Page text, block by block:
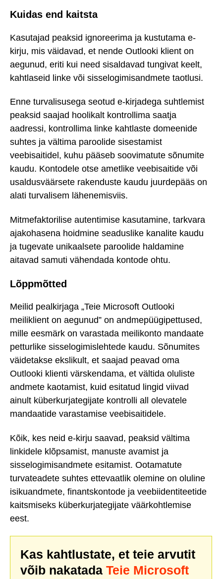
Kuidas end kaitsta
Kasutajad peaksid ignoreerima ja kustutama e-
kirju, mis väidavad, et nende Outlooki klient on
aegunud, eriti kui need sisaldavad tungivat keelt,
kahtlaseid linke või sisselogimisandmete taotlusi.
Enne turvalisusega seotud e-kirjadega suhtlemist
peaksid saajad hoolikalt kontrollima saatja
aadressi, kontrollima linke kahtlaste domeenide
suhtes ja vältima paroolide sisestamist
veebisaitidel, kuhu pääseb soovimatute sõnumite
kaudu. Kontodele otse ametlike veebisaitide või
usaldusväärsete rakenduste kaudu juurdepääs on
alati turvalisem lähenemisviis.
Mitmefaktorilise autentimise kasutamine, tarkvara
ajakohasena hoidmine seaduslike kanalite kaudu
ja tugevate unikaalsete paroolide haldamine
aitavad samuti vähendada kontode ohtu.
Lõppmõtted
Meilid pealkirjaga „Teie Microsoft Outlooki
meiliklient on aegunud” on andmepüügipettused,
mille eesmärk on varastada meilikonto mandaate
petturlike sisselogimislehtede kaudu. Sõnumites
väidetakse ekslikult, et saajad peavad oma
Outlooki klienti värskendama, et vältida oluliste
andmete kaotamist, kuid esitatud lingid viivad
ainult küberkurjategijate kontrolli all olevatele
mandaatide varastamise veebisaitidele.
Kõik, kes neid e-kirju saavad, peaksid vältima
linkidele klõpsamist, manuste avamist ja
sisselogimisandmete esitamist. Ootamatute
turvateadete suhtes ettevaatlik olemine on oluline
isikuandmete, finantskontode ja veebiidentiteetide
kaitsmiseks küberkurjategijate väärkohtlemise
eest.
Kas kahtlustate, et teie arvutit
võib nakatada Teie Microsoft